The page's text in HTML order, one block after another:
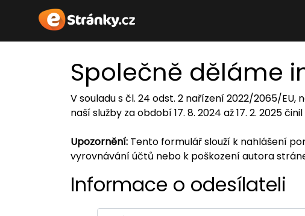
Společně děláme
V souladu s čl. 24 odst. 2 nařízení 2022/2065/
naší služby za období 17. 8. 2024 až 17. 2. 2025
Upozornění: Tento formulář slouží k nahlášení
vyrovnávání účtů nebo k poškození autora
Informace o odesílateli